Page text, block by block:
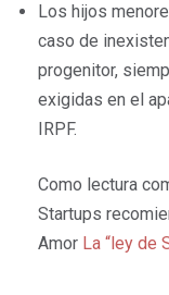
Los hijos
caso de
progenitor,
exigidas en el
IRPF.
Como lectura
Startups
Amor La “ley de